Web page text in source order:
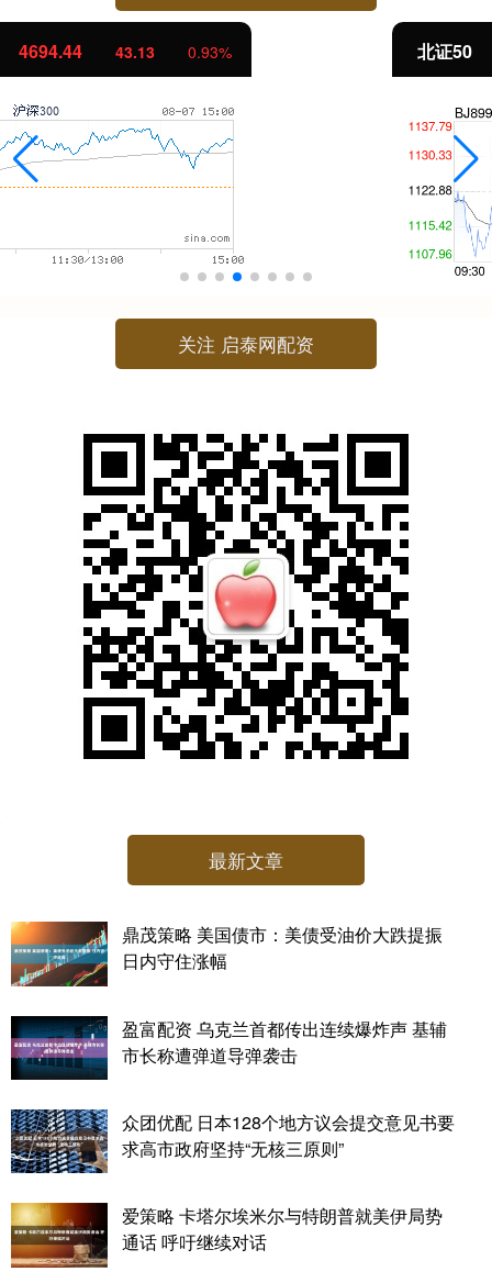
北证50 1134.24
关注 启泰网配资
最新文章
鼎茂策略 美国债市：美债受油价大跌提振
日内守住涨幅
盈富配资 乌克兰首都传出连续爆炸声 基辅
市长称遭弹道导弹袭击
众团优配 日本128个地方议会提交意见书要
求高市政府坚持“无核三原则”
爱策略 卡塔尔埃米尔与特朗普就美伊局势
通话 呼吁继续对话